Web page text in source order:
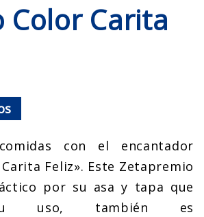
Color Carita
con el encantador
Feliz». Este Zetapremio
por su asa y tapa que
uso, también es